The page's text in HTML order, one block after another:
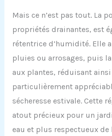
Mais ce n’est pas tout. La
propriétés drainantes, est
rétentrice d’humidité. Elle
pluies ou arrosages, puis
aux plantes, réduisant
particulièrement
sécheresse estivale. Cette
atout précieux pour un
eau et plus respectueux de